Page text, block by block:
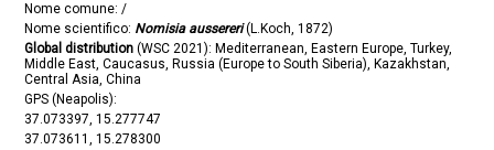
Nome comune: /
Nome scientifico: Nomisia aussereri(L.Koch, 1872)
Global distribution (WSC 2021): Mediterranean, Eastern Europe, Turkey,
Middle East, Caucasus, Russia (Europe to South Siberia), Kazakhstan,
Central Asia, China
GPS (Neapolis):
37.073397, 15.277747
37.073611, 15.278300